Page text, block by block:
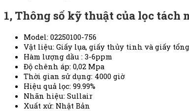
1, Thông số kỹ thuật của lọc tách
Model: 02250100-756
Vật liệu: Giấy lụa, giấy thủy tinh và giấy
Hàm lượng dầu : 3-6ppm
Độ chênh áp: 0,02 Mpa
Thời gian sử dụng: 4000 giờ
Hiệu quả lọc: 99.99%
Nhãn hiệu: Sullair
Xuất xứ: Nhật Bản